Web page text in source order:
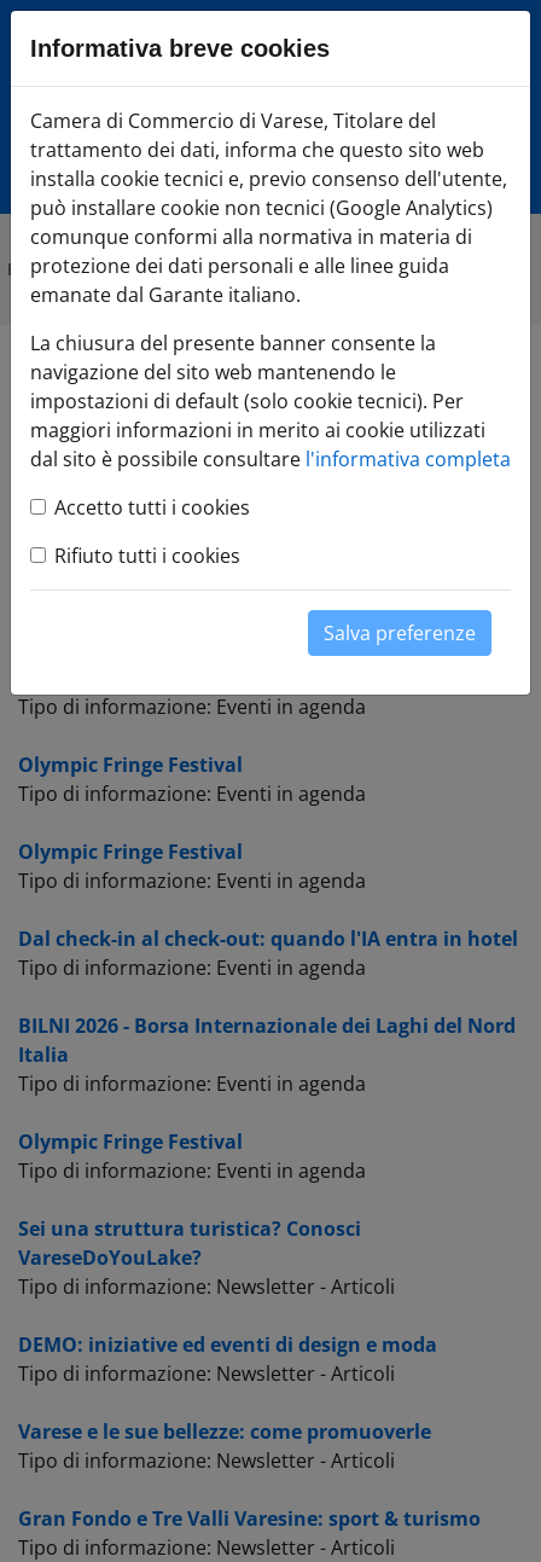
Sezione salto blocchi
Vai alla sezione dedicata alle informazioni correlate
Vai al footerCamera di
Home»Argomenti
Argomenti del sito
Contenuti perTurismo: 174 |
visualizzati : 41-60
Olympic Fringe Festival
Tipo di informazione: Eventi in agenda
Tipo di informazione: Eventi in agenda
Olympic Fringe Festival
Tipo di informazione: Eventi in agenda
Olympic Fringe Festival
Tipo di informazione: Eventi in agenda
Dal check-in al check-out: quando l'IA entra in hotel
Tipo di informazione: Eventi in agenda
BILNI 2026 - Borsa Internazionale dei Laghi del Nord
Italia
Tipo di informazione: Eventi in agenda
Olympic Fringe Festival
Tipo di informazione: Eventi in agenda
Sei una struttura turistica? Conosci
VareseDoYouLake?
Tipo di informazione: Newsletter - Articoli
DEMO: iniziative ed eventi di design e moda
Tipo di informazione: Newsletter - Articoli
Varese e le sue bellezze: come promuoverle
Tipo di informazione: Newsletter - Articoli
Gran Fondo e Tre Valli Varesine: sport & turismo
Tipo di informazione: Newsletter - Articoli
Informativa breve cookies
Camera di Commercio di Varese, Titolare del
trattamento dei dati, informa che questo sito web
installa cookie tecnici e, previo consenso dell'utente,
può installare cookie non tecnici (Google Analytics)
comunque conformi alla normativa in materia di
protezione dei dati personali e alle linee guida
emanate dal Garante italiano.
La chiusura del presente banner consente la
navigazione del sito web mantenendo le
impostazioni di default (solo cookie tecnici). Per
maggiori informazioni in merito ai cookie utilizzati
dal sito è possibile consultare l'informativa completa
Accetto tutti i cookies
Rifiuto tutti i cookies
Salva preferenze